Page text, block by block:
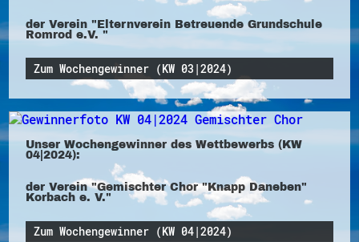
der Verein "Elternverein Betreuende Grundschule
Romrod e.V. "
Zum Wochengewinner (KW 03|2024)
Unser Wochengewinner des Wettbewerbs (KW
04|2024):
der Verein "Gemischter Chor "Knapp Daneben"
Korbach e. V."
Zum Wochengewinner (KW 04|2024)